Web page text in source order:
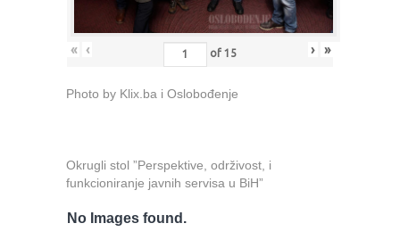
« ‹ of 15 › »
Photo by Klix.ba i Oslobođenje
Okrugli stol ”Perspektive, održivost, i
funkcioniranje javnih servisa u BiH”
No Images found.